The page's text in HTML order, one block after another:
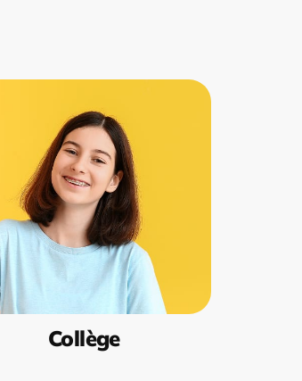
Collège